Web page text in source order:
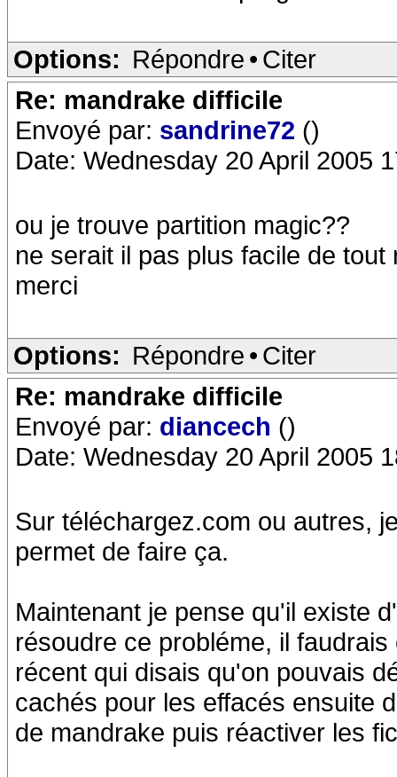
Options: Répondre • Citer
Re: mandrake difficile
Envoyé par: sandrine72 ()
Date: Wednesday 20 April 2005
ou je trouve partition magic??
ne serait il pas plus facile de
merci
Options: Répondre • Citer
Re: mandrake difficile
Envoyé par: diancech ()
Date: Wednesday 20 April 2005
Sur téléchargez.com ou autres,
permet de faire ça.
Maintenant je pense qu'il existe
résoudre ce probléme, il
récent qui disais qu'on pouvais
cachés pour les effacés ensuite
de mandrake puis réactiver les